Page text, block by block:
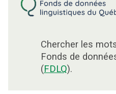
Chercher les
Fonds de
(FDLQ).